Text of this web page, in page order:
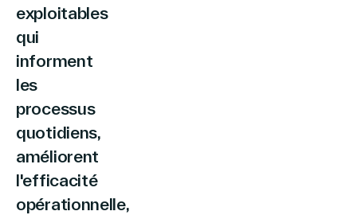
exploitables
qui
informent
les
processus
quotidiens,
améliorent
l'efficacité
opérationnelle,